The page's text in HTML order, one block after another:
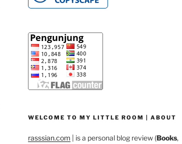
WELCOME TO MY LITTLE ROOM | ABOUT
rasssian.com | is a personal blog review (Books,